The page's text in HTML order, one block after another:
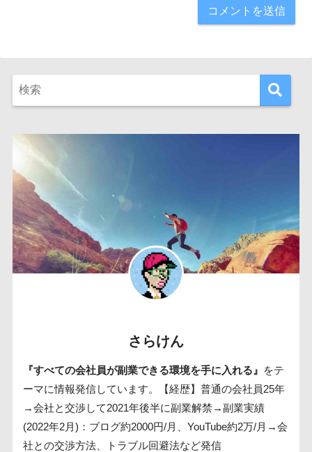
さらけん
『すべての会社員が副業できる環境を手に入れる』
をテ
ーマに情報発信しています。【経歴】普通の会社員25年
→会社と交渉して2021年後半に副業解禁→副業実績
(2022年2月)：ブログ約2000円/月、YouTube約2万/月→会
社との交渉方法、トラブル回避法など発信